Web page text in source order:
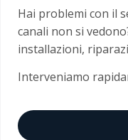
Hai problemi con il
canali non si
installazioni,
Interveniamo